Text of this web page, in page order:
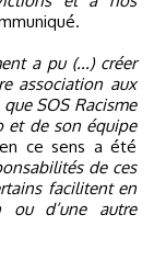
a pu (...) créer
association aux
SOS Racisme
et de son équipe
ce sens a été
de ces
facilitent en
ou d’une autre